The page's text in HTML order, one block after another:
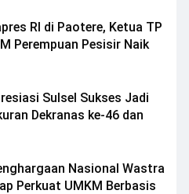
RI di Paotere, Ketua TP
Perempuan Pesisir Naik
Sulsel Sukses Jadi
Dekranas ke-46 dan
Nasional Wastra
Perkuat UMKM Berbasis